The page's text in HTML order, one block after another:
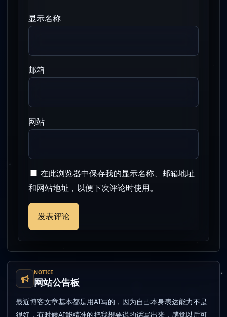
NOTICE
网站公告板
最近博客文章基本都是用AI写的，因为自己本身表达能力不是
很好，有时候AI能精准的把我想要说的话写出来，感觉以后可
显示名称
邮箱
网站
在此浏览器中保存我的显示名称、邮箱地址
和网站地址，以便下次评论时使用。